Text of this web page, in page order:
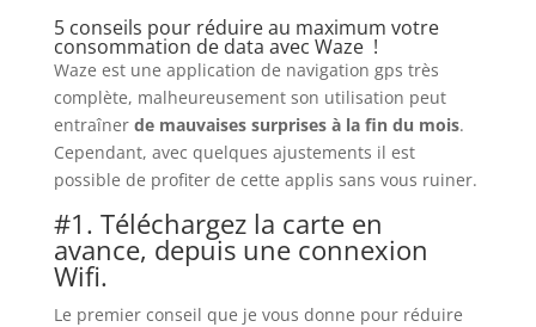
5 conseils pour réduire au maximum votre
consommation de data avec Waze !
Waze est une application de navigation gps très
complète, malheureusement son utilisation peut
entraîner de mauvaises surprises à la fin du mois.
Cependant, avec quelques ajustements il est
possible de profiter de cette applis sans vous ruiner.
#1. Téléchargez la carte en
avance, depuis une connexion
Wifi.
Le premier conseil que je vous donne pour réduire